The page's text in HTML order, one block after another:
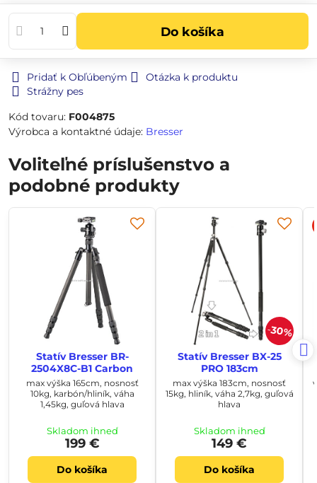
Do košíka
Pridať k Obľúbeným
Otázka k produktu
Strážny pes
Kód tovaru: F004875
Výrobca a kontaktné údaje: Bresser
Voliteľné príslušenstvo a
podobné produkty
Statív Bresser BR-
2504X8C-B1 Carbon
max výška 165cm, nosnosť
10kg, karbón/hliník, váha
1,45kg, guľová hlava
Skladom ihneď
199 €
Do košíka
30%
Statív Bresser BX-25
PRO 183cm
max výška 183cm, nosnosť
15kg, hliník, váha 2,7kg, guľová
hlava
Skladom ihneď
149 €
Do košíka